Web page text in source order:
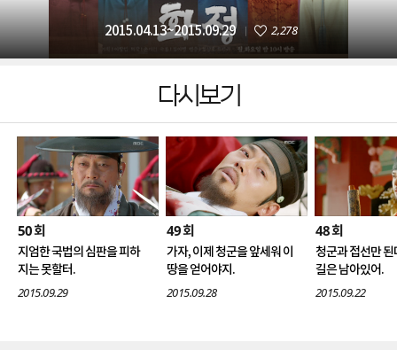
2015.04.13~2015.09.29 2,278
다시보기
50회
지엄한 국법의 심판을 피하
지는 못할터.
2015.09.29
49회
가자, 이제 청군을 앞세워 이
땅을 얻어야지.
2015.09.28
48회
청군과 접선만 된
길은 남아있어.
2015.09.22